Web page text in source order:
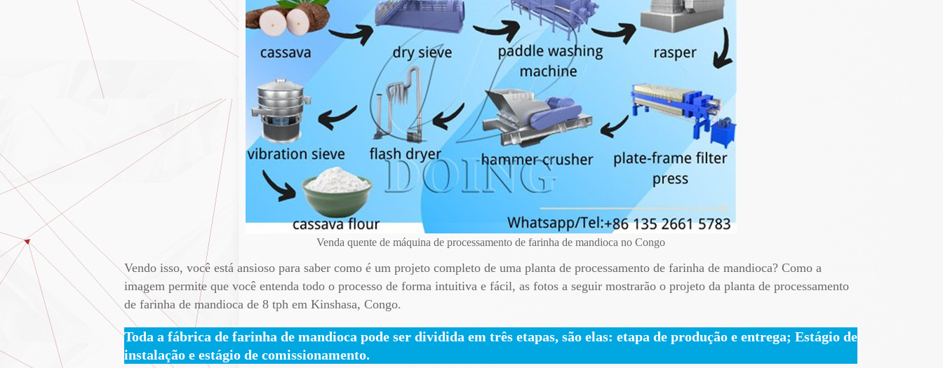
Venda quente de máquina de processamento de farinha de mandioca no Congo
Vendo isso, você está ansioso para saber como é um projeto completo de uma planta de processamento de farinha de mandioca? Como a
imagem permite que você entenda todo o processo de forma intuitiva e fácil, as fotos a seguir mostrarão o projeto da planta de processamento
de farinha de mandioca de 8 tph em Kinshasa, Congo.
Toda a fábrica de farinha de mandioca pode ser dividida em três etapas, são elas: etapa de produção e entrega; Estágio de
instalação e estágio de comissionamento.